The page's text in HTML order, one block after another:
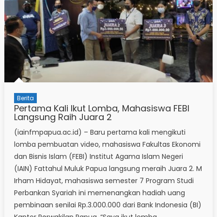
Berita
Pertama Kali Ikut Lomba, Mahasiswa FEBI
Langsung Raih Juara 2
(iainfmpapua.ac.id) – Baru pertama kali mengikuti
lomba pembuatan video, mahasiswa Fakultas Ekonomi
dan Bisnis Islam (FEBI) Institut Agama Islam Negeri
(IAIN) Fattahul Muluk Papua langsung meraih Juara 2. M
Irham Hidayat, mahasiswa semester 7 Program Studi
Perbankan Syariah ini memenangkan hadiah uang
pembinaan senilai Rp.3.000.000 dari Bank Indonesia (BI)